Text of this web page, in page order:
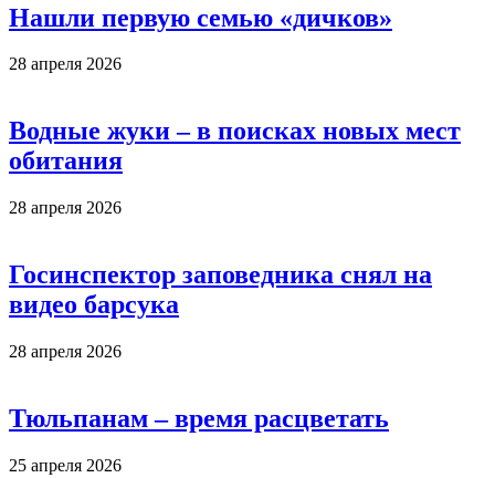
Нашли первую семью «дичков»
28 апреля 2026
Водные жуки – в поисках новых мест
обитания
28 апреля 2026
Госинспектор заповедника снял на
видео барсука
28 апреля 2026
Тюльпанам – время расцветать
25 апреля 2026